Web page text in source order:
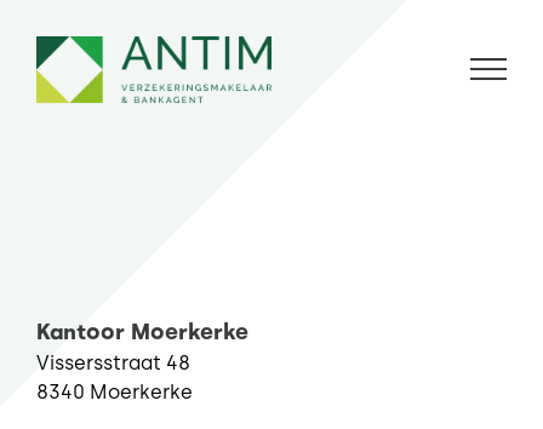
content
Kantoor Moerkerke
Vissersstraat 48
8340 Moerkerke